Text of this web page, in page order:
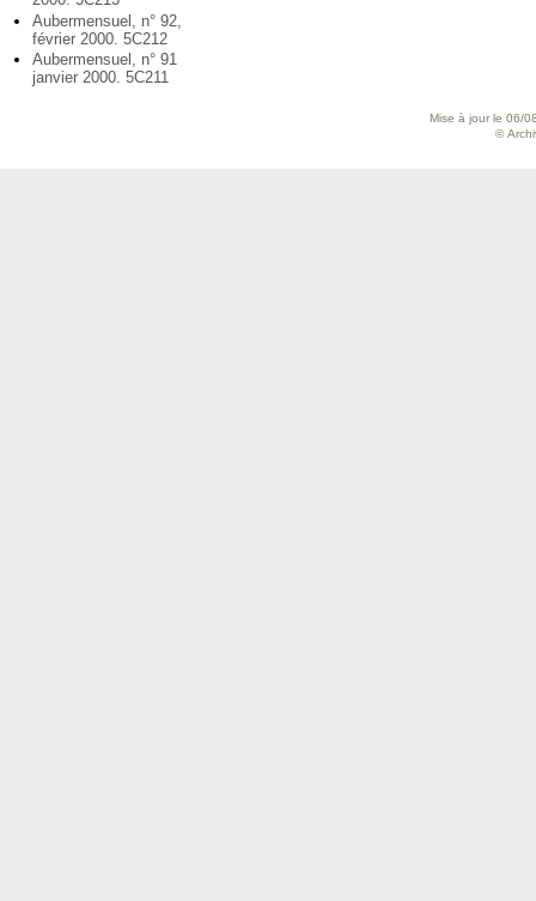
Aubermensuel, n° 92,
février 2000. 5C212
Aubermensuel, n° 91
janvier 2000. 5C211
Mise à jour le 06/
©